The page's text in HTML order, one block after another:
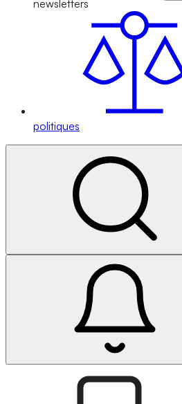
newsletters
politiques